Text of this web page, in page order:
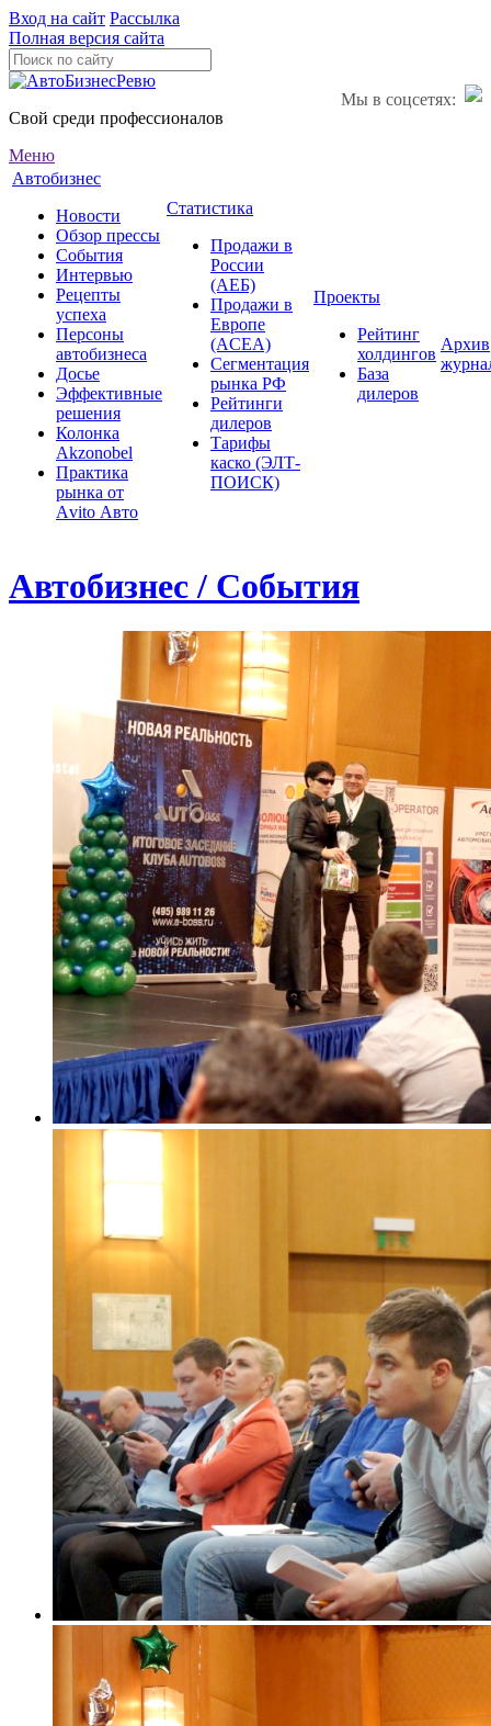
Вход на сайт Рассылка
Полная версия сайта
Мы в соцсетях:
Свой среди профессионалов
Меню
Автобизнес
Новости
Обзор прессы
События
Интервью
Рецепты
успеха
Персоны
автобизнеса
Досье
Эффективные
решения
Колонка
Akzonobel
Практика
рынка от
Аvito Авто
Статистика
Продажи в
России
(АЕБ)
Продажи в
Европе
(ACEA)
Сегментация
рынка РФ
Рейтинги
дилеров
Тарифы
каско (ЭЛТ-
ПОИСК)
Проекты
Рейтинг
холдингов
База
дилеров
Архив
Автобизнес / События